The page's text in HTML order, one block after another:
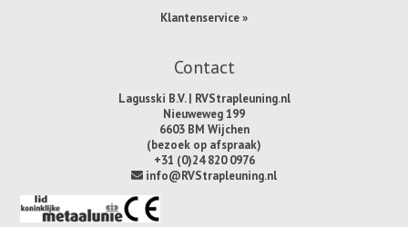
Klantenservice »
Contact
Lagusski B.V. | RVStrapleuning.nl
Nieuweweg 199
6603 BM Wijchen
(bezoek op afspraak)
+31 (0)24 820 0976
info@RVStrapleuning.nl